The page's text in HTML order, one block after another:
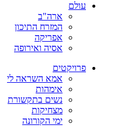
עולם
ארה"ב
המזרח התיכון
אפריקה
אסיה ואירופה
פרויקטים
אמא השראה לי
אימהות
נשים בתקשורת
מצחיקות
ימי הקורונה